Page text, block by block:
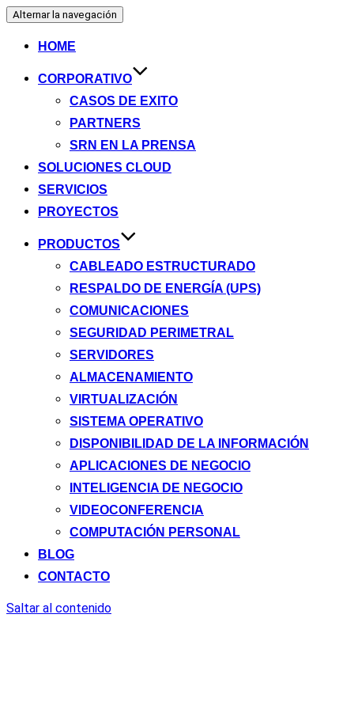
Alternar la navegación
HOME
CORPORATIVO
CASOS DE EXITO
PARTNERS
SRN EN LA PRENSA
SOLUCIONES CLOUD
SERVICIOS
PROYECTOS
PRODUCTOS
CABLEADO ESTRUCTURADO
RESPALDO DE ENERGÍA (UPS)
COMUNICACIONES
SEGURIDAD PERIMETRAL
SERVIDORES
ALMACENAMIENTO
VIRTUALIZACIÓN
SISTEMA OPERATIVO
DISPONIBILIDAD DE LA INFORMACIÓN
APLICACIONES DE NEGOCIO
INTELIGENCIA DE NEGOCIO
VIDEOCONFERENCIA
COMPUTACIÓN PERSONAL
BLOG
CONTACTO
Saltar al contenido